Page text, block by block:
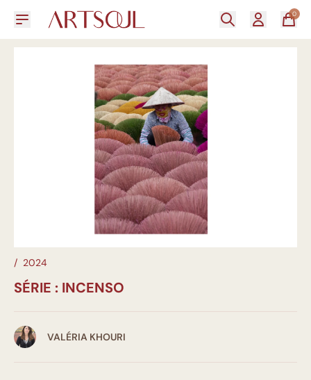
0
/ 2024
SÉRIE : INCENSO
VALÉRIA KHOURI